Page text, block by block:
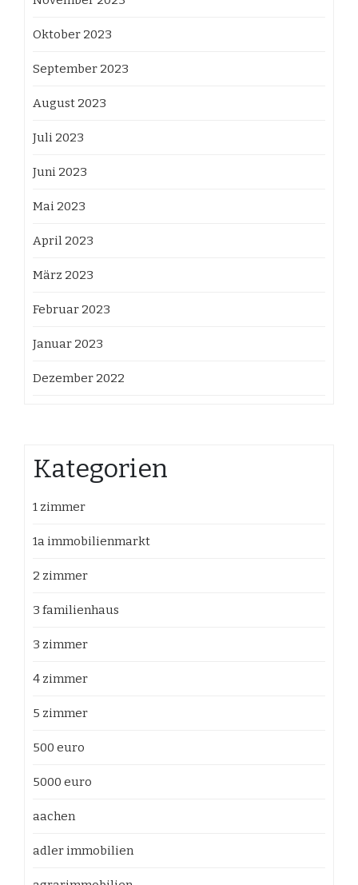
Oktober 2023
September 2023
August 2023
Juli 2023
Juni 2023
Mai 2023
April 2023
März 2023
Februar 2023
Januar 2023
Dezember 2022
Kategorien
1 zimmer
1a immobilienmarkt
2 zimmer
3 familienhaus
3 zimmer
4 zimmer
5 zimmer
500 euro
5000 euro
aachen
adler immobilien